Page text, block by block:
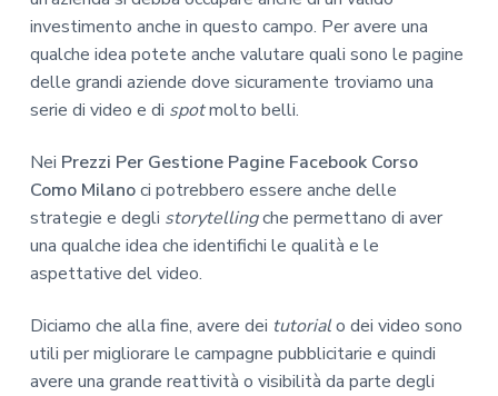
investimento anche in questo campo. Per avere una
qualche idea potete anche valutare quali sono le pagine
delle grandi aziende dove sicuramente troviamo una
serie di video e di spotmolto belli.
Nei Prezzi Per Gestione Pagine Facebook Corso
Como Milanoci potrebbero essere anche delle
strategie e degli storytellingche permettano di aver
una qualche idea che identifichi le qualità e le
aspettative del video.
Diciamo che alla fine, avere dei tutorialo dei video sono
utili per migliorare le campagne pubblicitarie e quindi
avere una grande reattività o visibilità da parte degli